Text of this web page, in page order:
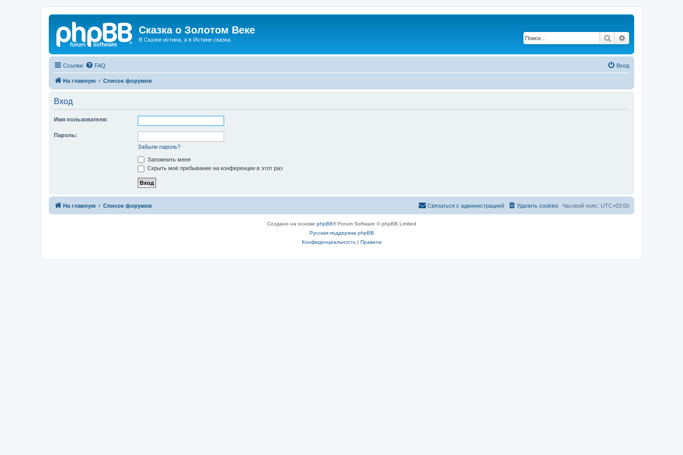
Сказка о Золотом Веке
В Сказке истина, а в Истине сказка. Поиск
Ссылки FAQ Вход
На главную Список форумов
Вход
Имя пользователя:
Пароль:
Забыли пароль?
Запомнить меня
Скрыть моё пребывание на конференции в этот раз
На главную Список форумов Часовой пояс: UTC+03:00
Удалить cookies
Связаться с администрацией
Создано на основе phpBB® Forum Software © phpBB Limited
Русская поддержка phpBB
Конфиденциальность| Правила